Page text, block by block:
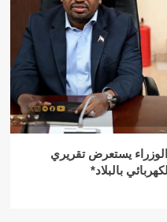
يستعرض تقريري
بالبلاد*